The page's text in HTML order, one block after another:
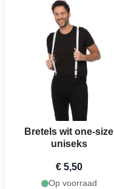
Bretels wit one-size
uniseks
€ 5,50
Op voorraad